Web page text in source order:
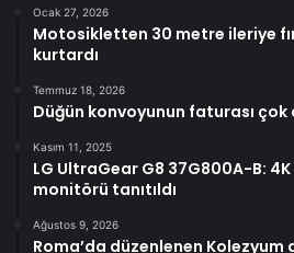
Ocak 27, 2026
Motosikletten 30 metre ileriye
kurtardı
Temmuz 18, 2026
Düğün konvoyunun faturası çok
Kasım 11, 2025
LG UltraGear G8 37G800A-B:
monitörü tanıtıldı
Ağustos 9, 2026
Roma’da düzenlenen Kolezyum